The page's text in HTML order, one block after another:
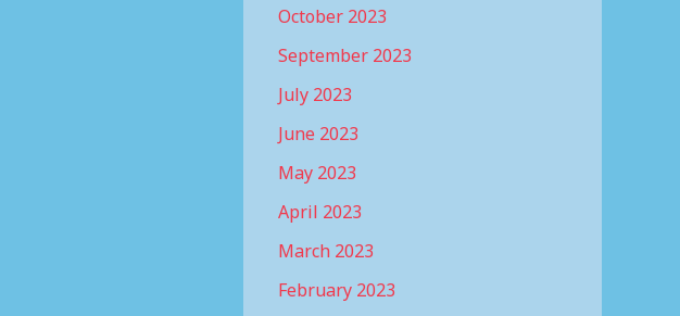
October 2023
September 2023
July 2023
June 2023
May 2023
April 2023
March 2023
February 2023